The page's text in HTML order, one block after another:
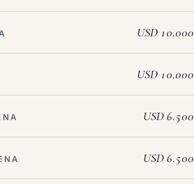
USD 10.000
USD 10.000
USD 6.500
USD 6.500